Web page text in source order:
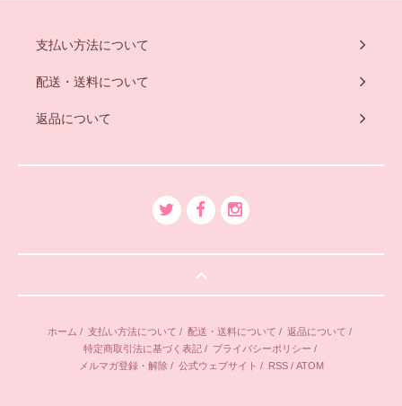
支払い方法について
配送・送料について
返品について
ホーム / 支払い方法について / 配送・送料について / 返品について /
特定商取引法に基づく表記/ プライバシーポリシー /
メルマガ登録・解除/ 公式ウェブサイト / RSS/ ATOM